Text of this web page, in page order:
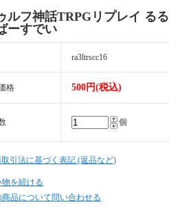
ルフ神話TRPGリプレイ るる
ーすでい
ra3ltrscc16
格 500円(税込)
個
引法に基づく表記 (返品など)
物を続ける
商品について問い合わせる